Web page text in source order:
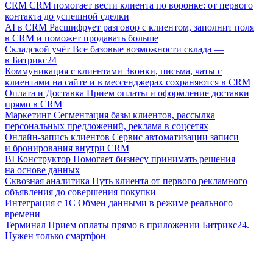
CRM CRM помогает вести клиента по воронке: от первого
контакта до успешной сделки
AI в CRM Расшифрует разговор с клиентом, заполнит поля
в CRM и поможет продавать больше
Складской учёт Все базовые возможности склада —
в Битрикс24
Коммуникация с клиентами Звонки, письма, чаты с
клиентами на сайте и в мессенджерах сохраняются в CRM
Оплата и Доставка Прием оплаты и оформление доставки
прямо в CRM
Маркетинг Сегментация базы клиентов, рассылка
персональных предложений, реклама в соцсетях
Онлайн-запись клиентов Сервис автоматизации записи
и бронирования внутри CRM
BI Конструктор Помогает бизнесу принимать решения
на основе данных
Сквозная аналитика Путь клиента от первого рекламного
объявления до совершения покупки
Интеграция с 1С Обмен данными в режиме реального
времени
Терминал Прием оплаты прямо в приложении Битрикс24.
Нужен только смартфон